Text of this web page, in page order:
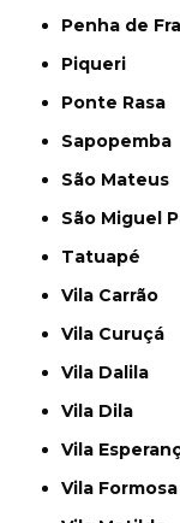
Penha de
Piqueri
Ponte Rasa
Sapopemba
São Mateus
São Miguel
Tatuapé
Vila Carrão
Vila Curuçá
Vila Dalila
Vila Dila
Vila
Vila Formosa